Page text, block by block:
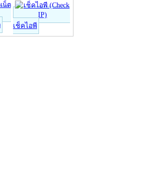
เช็คไอพี